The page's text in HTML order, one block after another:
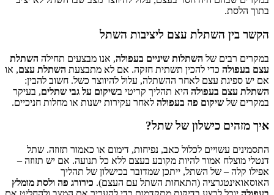
בתוך הלסת.
הקשר בין השתלת עצם ליציבות השתל
במקרים רבים של השתלות שיניים בעפולה, אנו מבצעים תחילה השתלת
עצם בעפולה כדי להכין תשתית חזקה. אם לא מתבצעת השתלת עצם, או
אם יש ספיגת עצם לאחר ההשתלה, עלול להיווצר כשל. חשוב להבין:
השתלת עצם בעפולה היא תהליך קריטי בשיקום על גבי שתלים, בעיקר
במקרים של שיקום פה בעפולה לאחר עקירות ישנות או מחלות חניכיים.
איך מזהים כישלון של שתל?
התסמינים עשויים לכלול כאב, נפיחות, דימום או כאמור תזוזה. שתל
דנטלי מוצלח אמור להיות מקובע בעצם ללא כל תנועה. אם יש תזוזה –
אפילו קלה – של השתל, ייתכן שמדובר בכישלון של תהליך
האוסאואינטגרציה (התאחות השתל עם העצם). כירורג פה ולסת מומלץ